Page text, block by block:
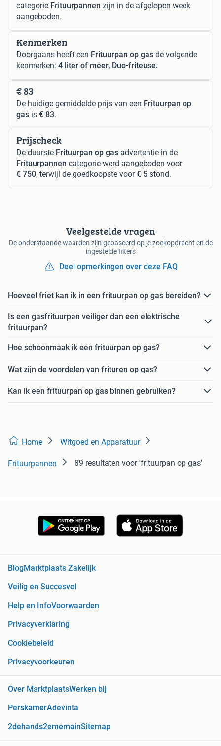
categorie Frituurpannen zijn in de afgelopen week
aangeboden.
Kenmerken
Doorgaans heeft een Frituurpan op gas de volgende
kenmerken: 4 liter of meer, Duo-friteuse.
€ 83
De huidige gemiddelde prijs van een Frituurpan op
gas is € 83.
Prijscheck
De duurste Frituurpan op gas advertentie in de
Frituurpannen categorie werd aangeboden voor
€ 750, terwijl de goedkoopste voor€ 5 stond.
Veelgestelde vragen
De onderstaande waarden zijn gebaseerd op je zoekopdracht en de
ingestelde filters
Deel opmerkingen over deze FAQ
Hoeveel friet kan ik in een frituurpan op gas bereiden?
Is een gasfrituurpan veiliger dan een elektrische
frituurpan?
Hoe schoonmaak ik een frituurpan op gas?
Wat zijn de voordelen van frituren op gas?
Kan ik een frituurpan op gas binnen gebruiken?
Home Witgoed en Apparatuur
Frituurpannen 89 resultaten voor 'frituurpan op gas'
BlogMarktplaats Zakelijk
Veilig en Succesvol
Help en InfoVoorwaarden
Privacyverklaring
Cookiebeleid
Privacyvoorkeuren
Over MarktplaatsWerken bij
PerskamerAdevinta
2dehands2ememainSitemap